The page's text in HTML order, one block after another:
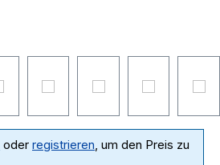
oder registrieren, um den Preis zu